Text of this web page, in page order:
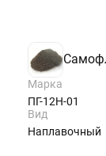
Марка
ПГ-12Н-01
Вид
Наплавочный